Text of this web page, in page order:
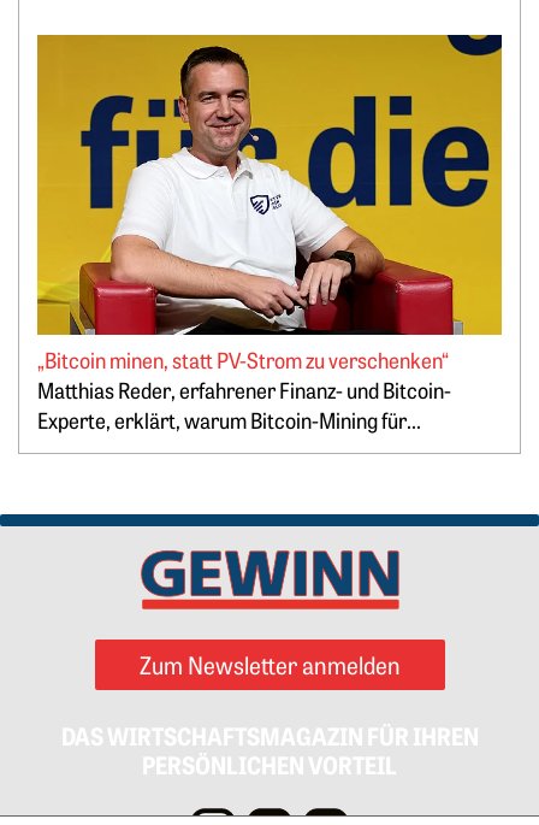
Springe zum Ende des Werbebanners
„Bitcoin minen, statt PV-Strom zu verschenken“
Matthias Reder, erfahrener Finanz- und Bitcoin-
Experte, erklärt, warum Bitcoin-Mining für...
Weiterlesen: „Bitcoin minen, statt PV-Strom zu
Zum Newsletter anmelden
DAS WIRTSCHAFTSMAGAZIN FÜR IHREN
PERSÖNLICHEN VORTEIL